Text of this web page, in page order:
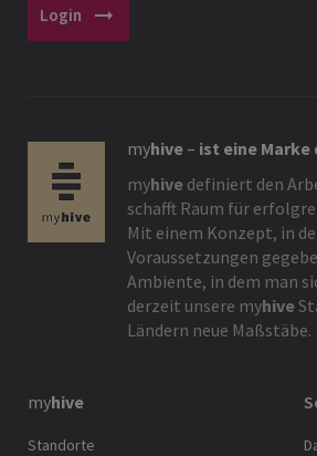
Login arrow_right_alt
myhive– ist eine Marke
myhive definiert den
schafft Raum für
Mit einem Konzept, in
Voraussetzungen
Ambiente, in dem man
derzeit unsere myhive
Ländern neue Maßstäbe.
myhive
Standorte